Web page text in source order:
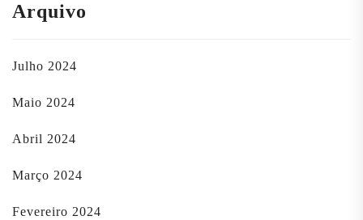
Arquivo
Julho 2024
Maio 2024
Abril 2024
Março 2024
Fevereiro 2024